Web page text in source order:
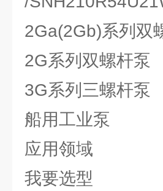
2Ga(2Gb)系列双
2G系列双螺杆泵
3G系列三螺杆泵
船用工业泵
应用领域
我要选型